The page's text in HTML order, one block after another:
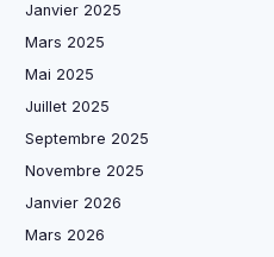
Janvier 2025
Mars 2025
Mai 2025
Juillet 2025
Septembre 2025
Novembre 2025
Janvier 2026
Mars 2026